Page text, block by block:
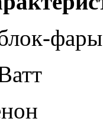
фары